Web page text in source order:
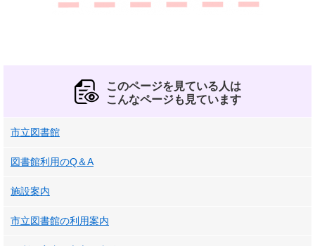
このページを見ている人は
こんなページも見ています
市立図書館
図書館利用のQ＆A
施設案内
市立図書館の利用案内